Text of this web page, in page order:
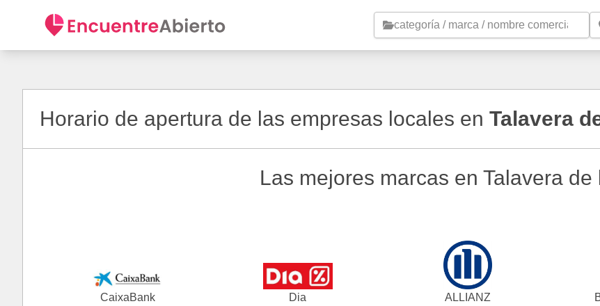
Horario de apertura de las empresas locales en Talavera
Las mejores marcas en Talavera de
CaixaBank Dia ALLIANZ